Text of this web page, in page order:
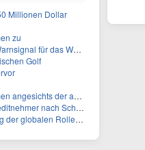
Millionen Dollar
zu
für das Wachstum
Golf
China-Razzia gegenüber
durch Covenants suchen
Rolle des Yuan